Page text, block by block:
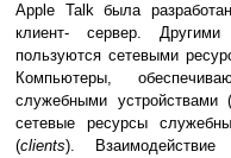
Apple Talk была
клиент- сервер. Другими
пользуются сетевыми
Компьютеры,
служебными устройствами (
сетевые ресурсы
(clients).